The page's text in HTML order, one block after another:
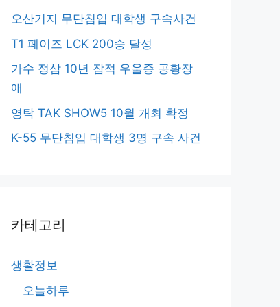
오산기지 무단침입 대학생 구속사건
T1 페이즈 LCK 200승 달성
가수 정삼 10년 잠적 우울증 공황장
애
영탁 TAK SHOW5 10월 개최 확정
K-55 무단침입 대학생 3명 구속 사건
카테고리
생활정보
오늘하루